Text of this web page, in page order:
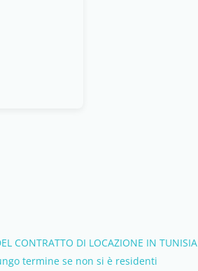
CONTRATTO DI LOCAZIONE IN TUNISIA
termine se non si è residenti